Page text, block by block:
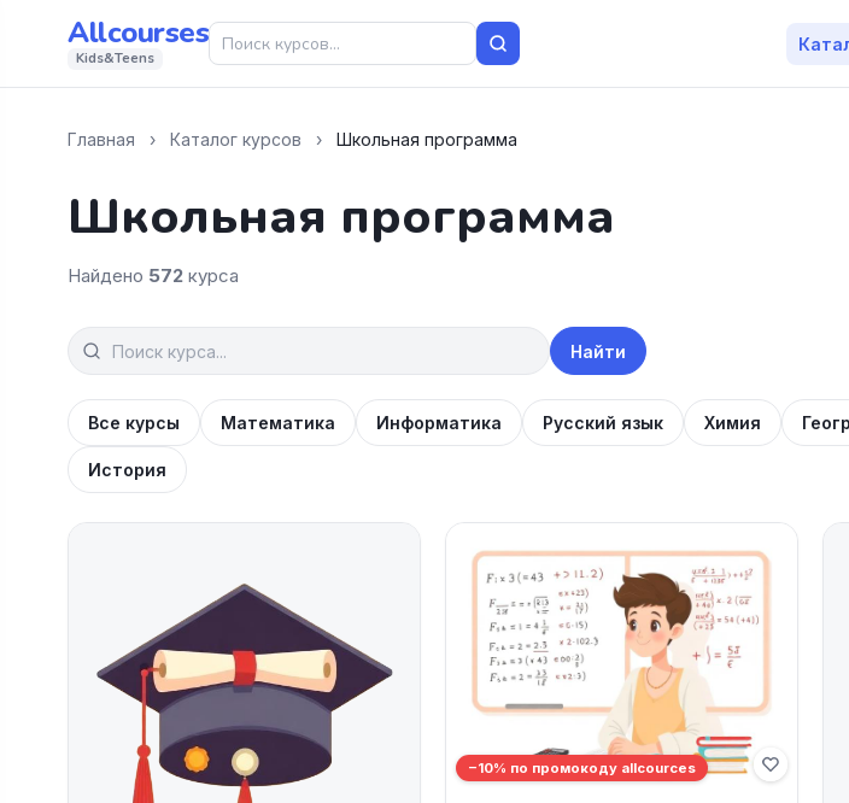
Allcourses
Kids&Teens
Главная › Каталог курсов › Школьная программа
Школьная программа
Найдено 572 курса
Найти
Все курсы Математика Информатика Русский язык Химия
История
−10% по промокоду allcources